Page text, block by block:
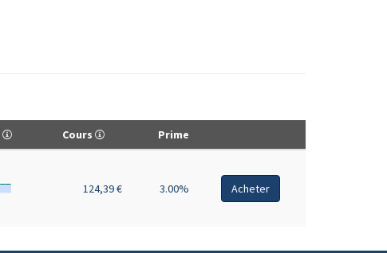
Cours Prime
124,39 € 3.00% Acheter